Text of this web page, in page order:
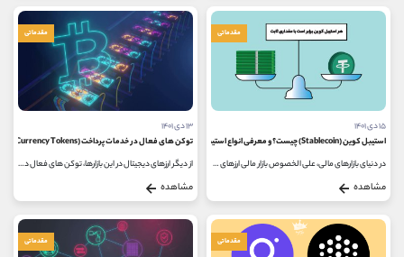
مقدماتی
۱۵ دی ۱۴۰۱
استیبل کوین (Stablecoin) چیست؟ و معرفی انواع استیبل کوین
در دنیای بازارهای مالی، علی الخصوص بازار مالی ارزهای دیجیتال (کریپتو کارنسی - cryptocurrency) پادشاه رمزارزها یعنی بیت کوین پیشتاز...
مشاهده
مقدماتی
۱۳ دی ۱۴۰۱
توکن های فعال در خدمات پرداخت (Currency Tokens)
از دیگر ارزهای دیجیتال در این بازارها، توکن های فعال در خدمات پرداخت است که در راستای حل مشکلات مالی ارزهای دیجیتال ایجاد...
مشاهده
مقدماتی مقدماتی